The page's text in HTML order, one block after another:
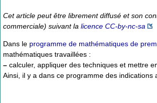
Cet article peut être librement diffusé et son
commerciale) suivant la licence CC-by-nc-sa
Dans le programme de mathématiques de
mathématiques travaillées :
– calculer, appliquer des techniques et mettre
Ainsi, il y a dans ce programme des